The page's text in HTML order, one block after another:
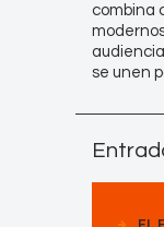
combina
se unen